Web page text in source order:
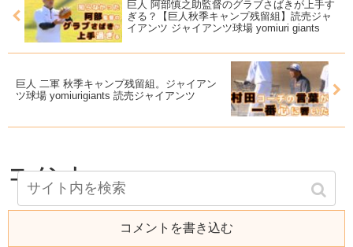
巨人 阿部慎之助監督のグラブさばきが上手す
ぎる？【巨人秋季キャンプ残留組】読売ジャ
イアンツ ジャイアンツ球場 yomiuri giants
巨人 二軍 秋季キャンプ残留組。ジャイアン
ツ球場 yomiurigiants 読売ジャイアンツ
コメント
コメントを書き込む